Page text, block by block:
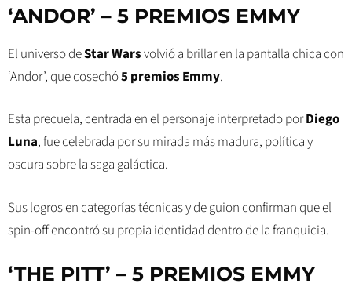
‘ANDOR’ – 5 PREMIOS EMMY
El universo deStar Warsvolvió a brillar en la pantalla chica con
‘Andor’, que cosechó5 premios Emmy.
Esta precuela, centrada en el personaje interpretado porDiego
Luna, fue celebrada por su mirada más madura, política y
oscura sobre la saga galáctica.
Sus logros en categorías técnicas y de guion confirman que el
spin-off encontró su propia identidad dentro de la franquicia.
‘THE PITT’ – 5 PREMIOS EMMY